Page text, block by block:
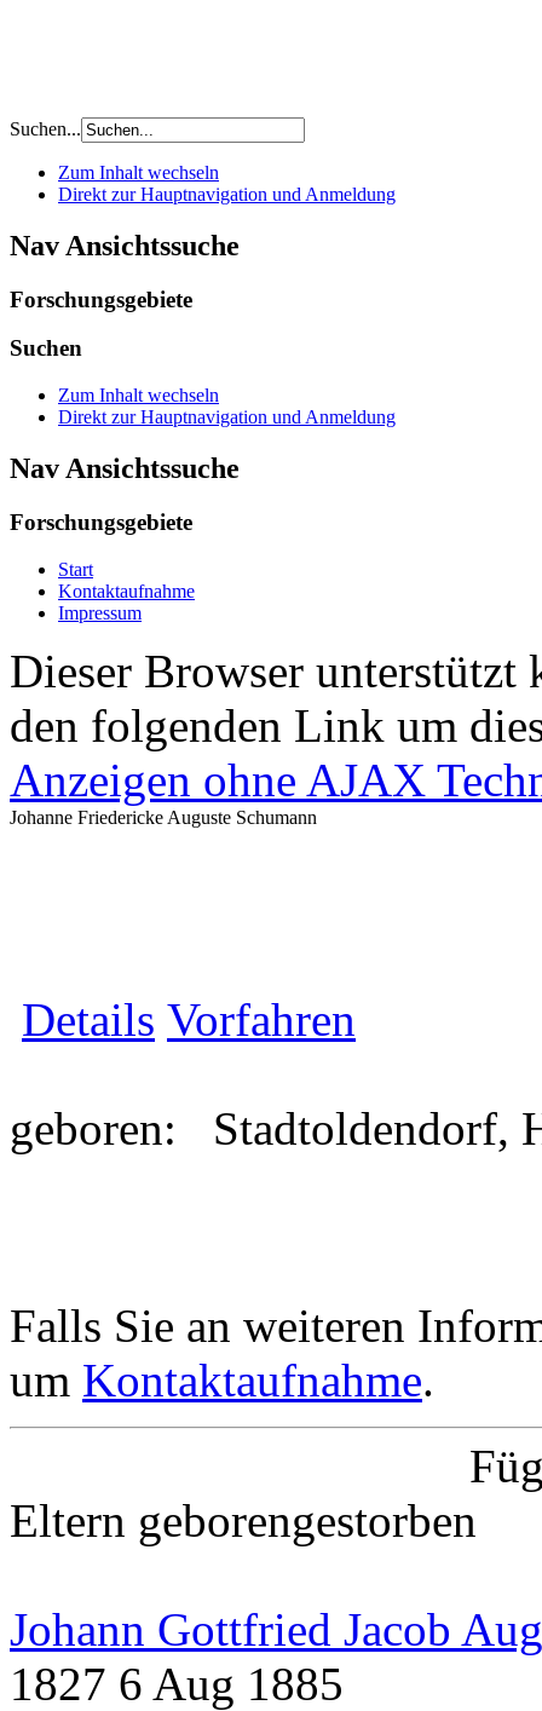
Suchen...
Zum Inhalt wechseln
Direkt zur Hauptnavigation und Anmeldung
Nav Ansichtssuche
Forschungsgebiete
Suchen
Zum Inhalt wechseln
Direkt zur Hauptnavigation und Anmeldung
Nav Ansichtssuche
Forschungsgebiete
Start
Kontaktaufnahme
Impressum
Dieser Browser
den folgenden Link um
Anzeigen ohne AJAX
Johanne Friedericke Auguste Schumann
Details Vorfahren
geboren: Stadtoldendorf,
Falls Sie an weiteren
um Kontaktaufnahme.
Eltern geborengestorben
Johann Gottfried Jacob
1827 6 Aug 1885